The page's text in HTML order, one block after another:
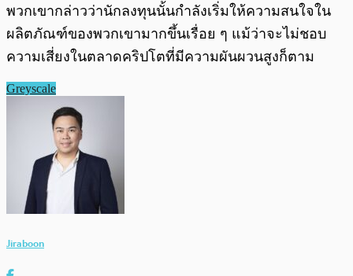
พวกเขากล่าวว่านักลงทุนนั้นกำลังเริ่มให้ความสนใจใน
ผลิตภัณฑ์ของพวกเขามากขึ้นเรื่อย ๆ แม้ว่าจะไม่ชอบ
ความเสี่ยงในตลาดคริปโตที่มีความผันผวนสูงก็ตาม
Greyscale
Jiraboon